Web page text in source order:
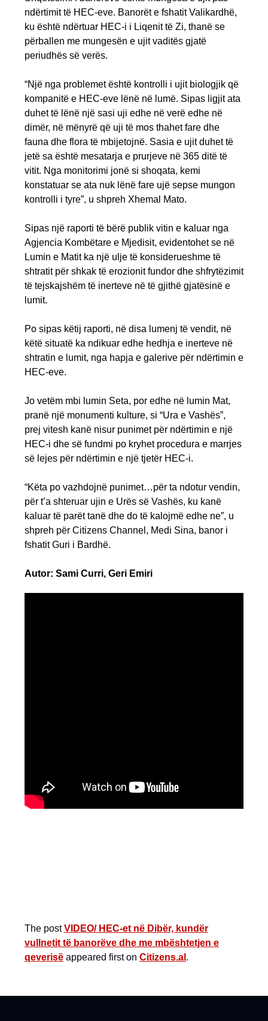
ndërtimit të HEC-eve. Banorët e fshatit Valikardhë,
ku është ndërtuar HEC-i i Liqenit të Zi, thanë se
përballen me mungesën e ujit vaditës gjatë
periudhës së verës.
“Një nga problemet është kontrolli i ujit biologjik që
kompanitë e HEC-eve lënë në lumë. Sipas ligjit ata
duhet të lënë një sasi uji edhe në verë edhe në
dimër, në mënyrë që uji të mos thahet fare dhe
fauna dhe flora të mbijetojnë. Sasia e ujit duhet të
jetë sa është mesatarja e prurjeve në 365 ditë të
vitit. Nga monitorimi jonë si shoqata, kemi
konstatuar se ata nuk lënë fare ujë sepse mungon
kontrolli i tyre”, u shpreh Xhemal Mato.
Sipas një raporti të bërë publik vitin e kaluar nga
Agjencia Kombëtare e Mjedisit, evidentohet se në
Lumin e Matit ka një ulje të konsiderueshme të
shtratit për shkak të erozionit fundor dhe shfrytëzimit
të tejskajshëm të inerteve në të gjithë gjatësinë e
lumit.
Po sipas këtij raporti, në disa lumenj të vendit, në
këtë situatë ka ndikuar edhe hedhja e inerteve në
shtratin e lumit, nga hapja e galerive për ndërtimin e
HEC-eve.
Jo vetëm mbi lumin Seta, por edhe në lumin Mat,
pranë një monumenti kulture, si “Ura e Vashës”,
prej vitesh kanë nisur punimet për ndërtimin e një
HEC-i dhe së fundmi po kryhet procedura e marrjes
së lejes për ndërtimin e një tjetër HEC-i.
“Këta po vazhdojnë punimet…për ta ndotur vendin,
për t’a shteruar ujin e Urës së Vashës, ku kanë
kaluar të parët tanë dhe do të kalojmë edhe ne”, u
shpreh për Citizens Channel, Medi Sina, banor i
fshatit Guri i Bardhë.
Autor: Sami Curri, Geri Emiri
The postVIDEO/ HEC-et në Dibër, kundër
vullnetit të banorëve dhe me mbështetjen e
qeverisë appeared first on Citizens.al .